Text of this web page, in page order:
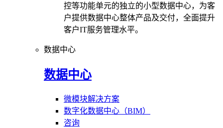
控等功能单元的独立的小型数据中心，为客
户提供数据中心整体产品及交付，全面提升
客户IT服务管理水平。
数据中心
数据中心
微模块解决方案
数字化数据中心（BIM）
咨询